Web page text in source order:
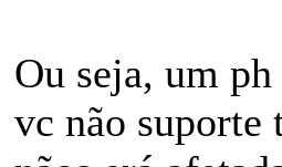
Ou seja, um
vc não